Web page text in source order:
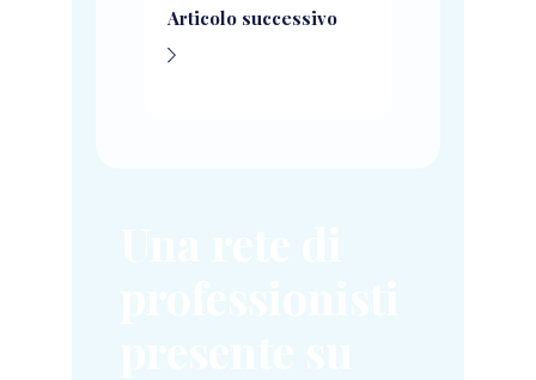
Articolo successivo